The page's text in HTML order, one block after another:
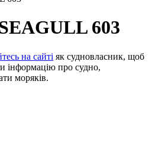
603
на сайті як судновласник, щоб
інформацію про судно,
моряків.